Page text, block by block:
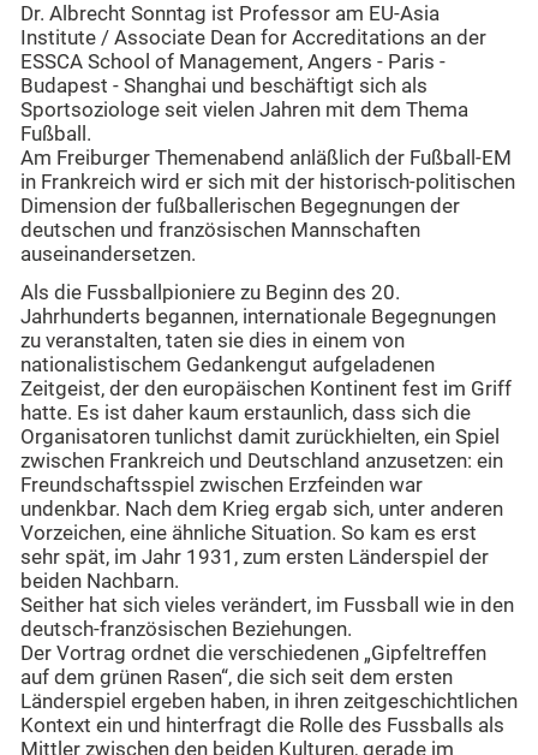
Dr. Albrecht Sonntag ist Professor am EU-Asia
Institute / Associate Dean for Accreditations an der
ESSCA School of Management, Angers - Paris -
Budapest - Shanghai und beschäftigt sich als
Sportsoziologe seit vielen Jahren mit dem Thema
Fußball.
Am Freiburger Themenabend anläßlich der Fußball-EM
in Frankreich wird er sich mit der historisch-politischen
Dimension der fußballerischen Begegnungen der
deutschen und französischen Mannschaften
auseinandersetzen.
Als die Fussballpioniere zu Beginn des 20.
Jahrhunderts begannen, internationale Begegnungen
zu veranstalten, taten sie dies in einem von
nationalistischem Gedankengut aufgeladenen
Zeitgeist, der den europäischen Kontinent fest im Griff
hatte. Es ist daher kaum erstaunlich, dass sich die
Organisatoren tunlichst damit zurückhielten, ein Spiel
zwischen Frankreich und Deutschland anzusetzen: ein
Freundschaftsspiel zwischen Erzfeinden war
undenkbar. Nach dem Krieg ergab sich, unter anderen
Vorzeichen, eine ähnliche Situation. So kam es erst
sehr spät, im Jahr 1931, zum ersten Länderspiel der
beiden Nachbarn.
Seither hat sich vieles verändert, im Fussball wie in den
deutsch-französischen Beziehungen.
Der Vortrag ordnet die verschiedenen „Gipfeltreffen
auf dem grünen Rasen“, die sich seit dem ersten
Länderspiel ergeben haben, in ihren zeitgeschichtlichen
Kontext ein und hinterfragt die Rolle des Fussballs als
Mittler zwischen den beiden Kulturen, gerade im